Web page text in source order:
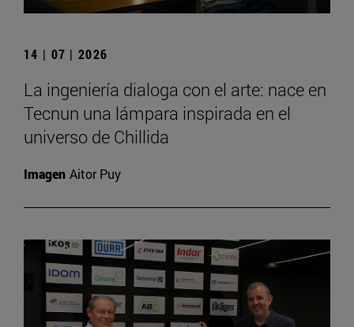
14 | 07 | 2026
La ingeniería dialoga con el arte: nace en
Tecnun una lámpara inspirada en el
universo de Chillida
Imagen Aitor Puy